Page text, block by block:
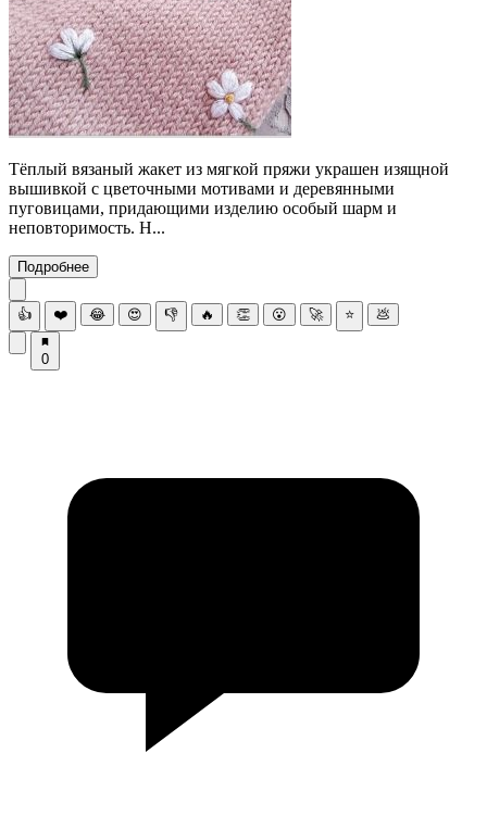
Тёплый вязаный жакет из мягкой пряжи украшен изящной
вышивкой с цветочными мотивами и деревянными
пуговицами, придающими изделию особый шарм и
неповторимость. Н...
Подробнее
👍 ❤️ 😂 😍 👎 🔥 👏 😮 🚀 ⭐ 💩
0